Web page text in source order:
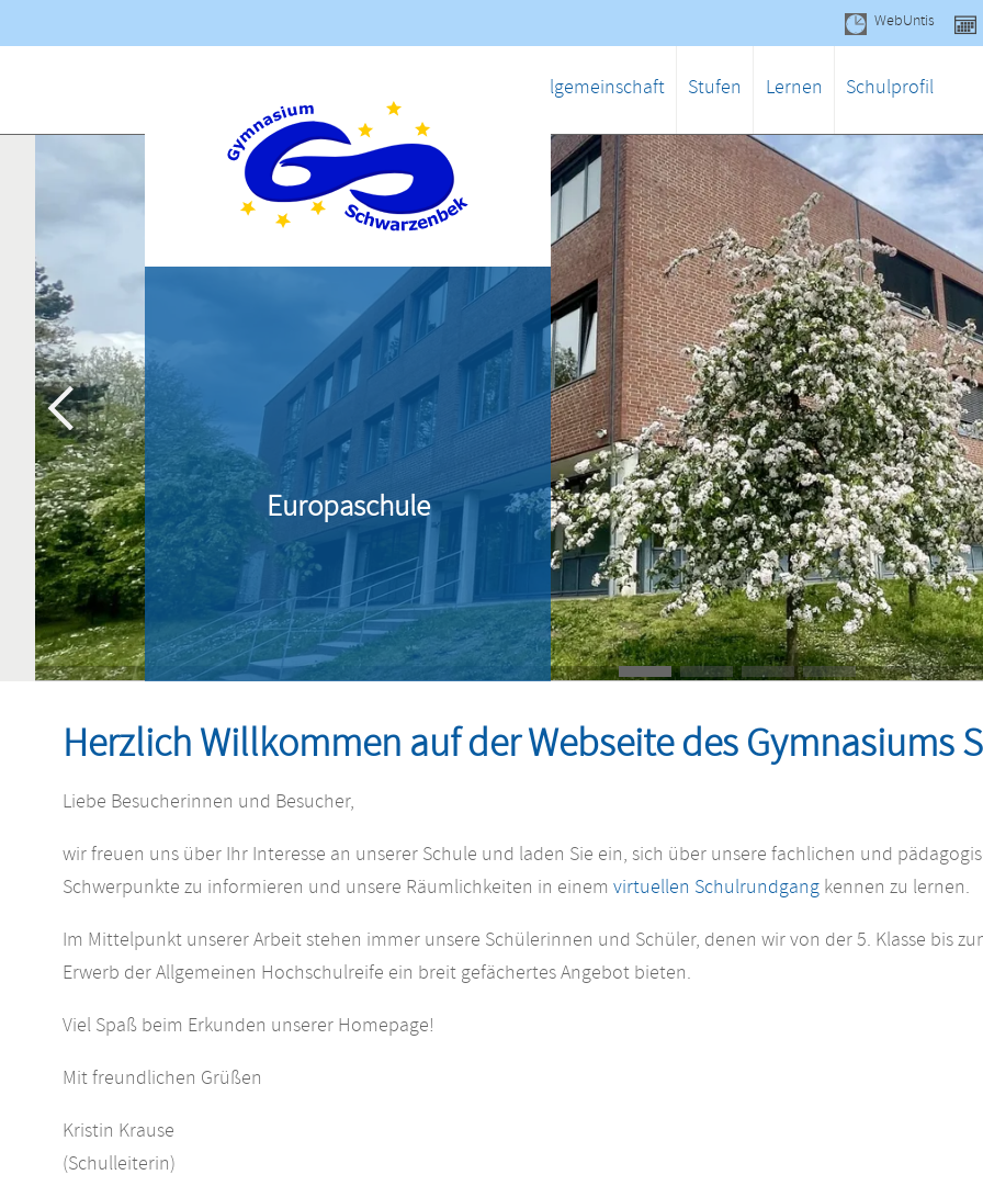
WebUntis
Navigation
Schulgemeinschaft Stufen Lernen Schulprofil
Europa­schule
Herzlich Willkommen auf der Webseite des Gymnasiums
Liebe Besucherinnen und Besucher,
wir freuen uns über Ihr Interesse an unserer Schule und laden Sie ein, sich über unsere fachlichen und
Schwerpunkte zu informieren und unsere Räumlichkeiten in einem virtuellen Schulrundgangkennen zu lernen.
Im Mittelpunkt unserer Arbeit stehen immer unsere Schülerinnen und Schüler, denen wir von der 5. Klasse bis
Erwerb der Allgemeinen Hochschulreife ein breit gefächertes Angebot bieten.
Viel Spaß beim Erkunden unserer Homepage!
Mit freundlichen Grüßen
Kristin Krause
(Schulleiterin)